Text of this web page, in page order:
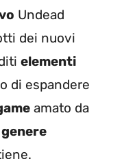
Undead
dei nuovi
elementi
di espandere
amato da
genere